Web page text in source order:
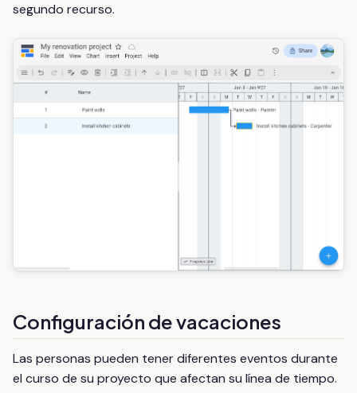
segundo recurso.
Configuración de vacaciones
Las personas pueden tener diferentes eventos durante
el curso de su proyecto que afectan su línea de tiempo.